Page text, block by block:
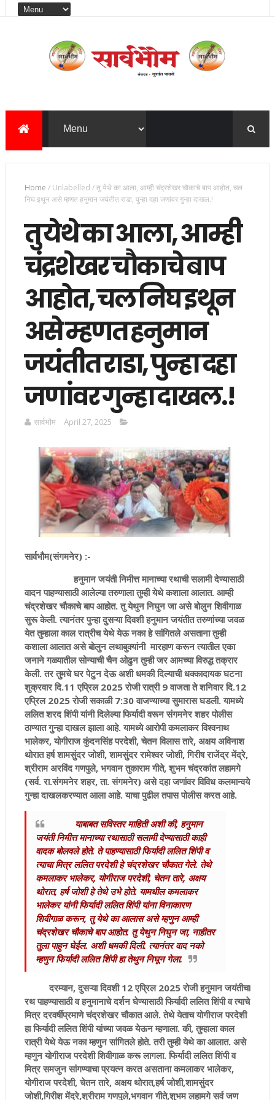
Home /Unlabelled /तु येथे का आला, आम्ही चंद्रशेखर चौकाचे बाप आहोत, चल
निघ इथून असे म्हणत हनुमान जयंतीत राडा, पुन्हा दहा जणांवर गुन्हा दाखल.!
तु येथे का आला, आम्ही
चंद्रशेखर चौकाचे बाप
आहोत, चल निघ इथून
असे म्हणत हनुमान
जयंतीत राडा, पुन्हा दहा
जणांवर गुन्हा दाखल.!
सार्वभाैम April 27, 2025
सार्वभौम(संगमनेर) :-
हनुमान जयंती निमीत्त मानाच्या रथाची सलामी देण्यासाठी
वादन पाहण्यासाठी आलेल्या तरुणाला तुम्ही येथे कशाला आलात. आम्ही
चंद्रशेखर चौकाचे बाप आहोत. तु येथुन निघुन जा असे बोलुन शिवीगाळ
सुरू केली. त्यानंतर पुन्हा दुसऱ्या दिवशी हनुमान जयंतीत तरुणांच्या जवळ
येत तुम्हाला काल रात्रीच येथे येऊ नका हे सांगितले असताना तुम्ही
कशाला आलात असे बोलुन लथाबुक्यांनी मारहाण करून त्यातील एका
जनाने गळ्यातील सोन्याची चैन ओढुन तुम्ही जर आमच्या विरुद्ध तक्रार
केली. तर तुमचे घर पेटुन देऊ अशी धमकी दिल्याची धक्कादायक घटना
शुक्रवार दि.11 एप्रिल 2025 रोजी रात्री 9 वाजता ते शनिवार दि.12
एप्रिल 2025 रोजी सकाळी 7:30 वाजण्याच्या सुमारास घडली. यामध्ये
ललित शरद शिंपी यांनी दिलेल्या फिर्यादी वरून संगमनेर शहर पोलीस
ठाण्यात गुन्हा दाखल झाला आहे. यामध्ये आरोपी कमलाकर विश्वनाथ
भालेकर, योगीराज कुंदनसिंह परदेशी, चेतन विलास तारे, अक्षय अविनाश
थोरात हर्ष शामसुंदर जोशी, शामसुंदर रामेश्वर जोशी, गिरीष राजेंद्र मेंद्रे,
श्रीराम अरविंद गणपुले, भगवान तुकाराम गीते, शुभम चंद्रकांत लहामगे
(सर्व. रा.संगमनेर शहर, ता. संगमनेर) असे दहा जणांवर विविध कलमान्वये
गुन्हा दाखलकरण्यात आला आहे. याचा पुढील तपास पोलीस करत आहे.
याबाबत सविस्तर माहिती अशी की, हनुमान
जयंती निमीत्त मानाच्या रथासाठी सलामी देण्यासाठी काही
वादक बोलवले होते. ते पाहण्यासाठी फिर्यादी ललित शिंपी व
त्याचा मित्र ललित परदेशी हे चंद्रशेखर चौकात गेले. तेथे
कमलाकर भालेकर, योगीराज परदेशी, चेतन तारे, अक्षय
थोरात, हर्ष जोशी हे तेथे उभे होते. यामधील कमलाकर
भालेकर यांनी फिर्यादी ललित शिंपी यांना विनाकारण
शिवीगाळ करून, तु येथे का आलास असे म्हणुन आम्ही
चंद्रशेखर चौकाचे बाप आहोत. तु येथुन निघुन जा, नाहीतर
तुला पाहुन घेईल. अशी धमकी दिली. त्यानंतर वाद नको
म्हणुन फिर्यादी ललित शिंपी हा तेथुन निघून गेला.
दरम्यान, दुसऱ्या दिवशी 12 एप्रिल 2025 रोजी हनुमान जयंतीचा
रथ पाहण्यासाठी व हनुमानाचे दर्शन घेण्यासाठी फिर्यादी ललित शिंपी व त्याचे
मित्र दरवर्षीप्रमाणे चंद्रशेखर चौकात आले. तेथे येताच योगीराज परदेशी
हा फिर्यादी ललित शिंपी यांच्या जवळ येऊन म्हणाला. की, तुम्हाला काल
रात्री येथे येऊ नका म्हणुन सांगितले होते. तरी तुम्ही येथे का आलात. असे
म्हणुन योगीराज परदेशी शिवीगाळ करू लागला. फिर्यादी ललित शिंपी व
मित्र समजुन सांगण्याचा प्रयत्न करत असताना कमलाकर भालेकर,
योगीराज परदेशी, चेतन तारे, अक्षय थोरात,हर्ष जोशी,शामसुंदर
जोशी,गिरीश मेंद्रे,श्रीराम गणपुले,भगवान गीते,शुभम लहामगे सर्व जण